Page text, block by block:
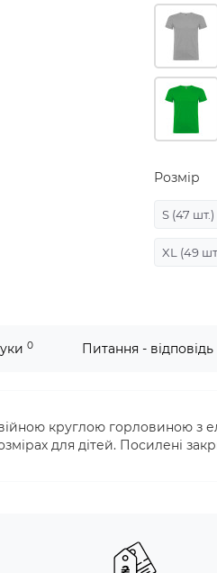
Розмір
S (47 шт.)
XL (49
0 Питання - відповідь
круглою горловиною з
для дітей. Посилені